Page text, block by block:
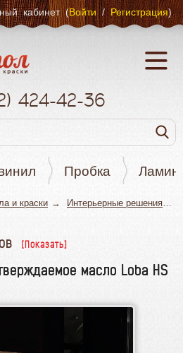
кабинет (Войти/Регистрация)
424-42-36
Пробка
и краски Интерьерные решения
масло Loba HS